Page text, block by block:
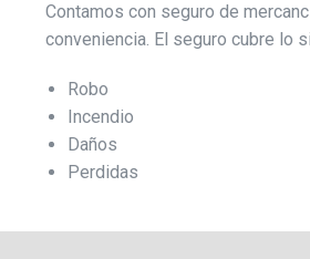
Contamos con seguro de
conveniencia. El seguro cubre lo
Robo
Incendio
Daños
Perdidas